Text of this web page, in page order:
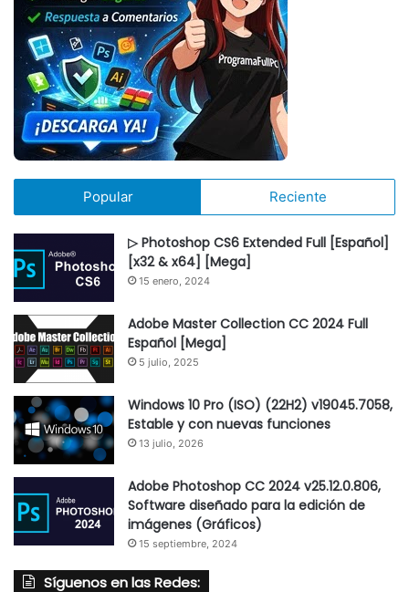
Popular Reciente
▷ Photoshop CS6 Extended Full [Español]
[x32 & x64] [Mega]
15 enero, 2024
Adobe Master Collection CC 2024 Full
Español [Mega]
5 julio, 2025
Windows 10 Pro (ISO) (22H2) v19045.7058,
Estable y con nuevas funciones
13 julio, 2026
Adobe Photoshop CC 2024 v25.12.0.806,
Software diseñado para la edición de
imágenes (Gráficos)
15 septiembre, 2024
Síguenos en las Redes: